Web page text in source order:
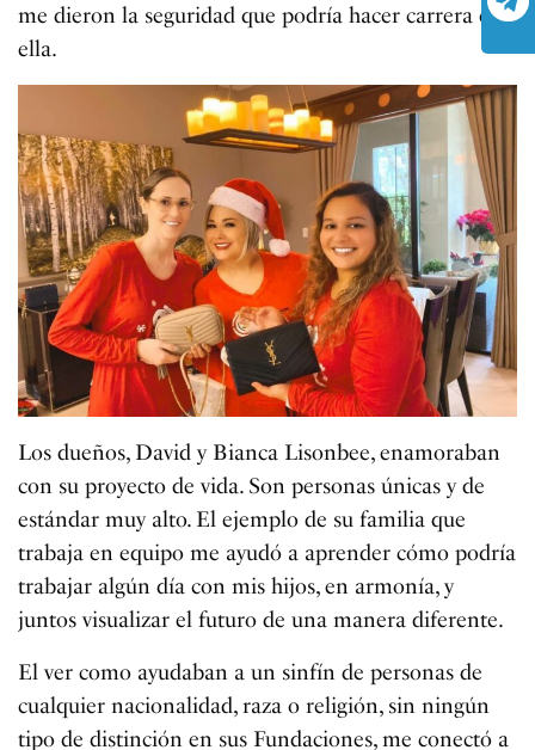
me dieron la seguridad que podría hacer carrera en
ella.
Los dueños, David y Bianca Lisonbee, enamoraban
con su proyecto de vida. Son personas únicas y de
estándar muy alto. El ejemplo de su familia que
trabaja en equipo me ayudó a aprender cómo podría
trabajar algún día con mis hijos, en armonía, y
juntos visualizar el futuro de una manera diferente.
El ver como ayudaban a un sinfín de personas de
cualquier nacionalidad, raza o religión, sin ningún
tipo de distinción en sus Fundaciones, me conectó a